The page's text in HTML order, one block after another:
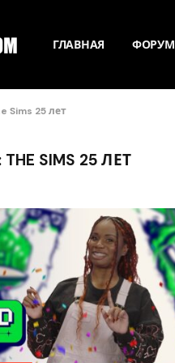
ГЛАВНАЯ ФОРУМ
Sims 25 лет
THE SIMS 25 ЛЕТ